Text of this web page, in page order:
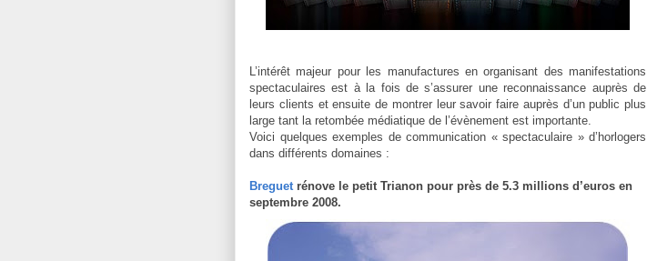
L’intérêt majeur pour les manufactures en organisant des manifestations
spectaculaires est à la fois de s’assurer une reconnaissance auprès de
leurs clients et ensuite de montrer leur savoir faire auprès d’un public plus
large tant la retombée médiatique de l’évènement est importante.
Voici quelques exemples de communication « spectaculaire » d’horlogers
dans différents domaines :
Breguetrénove le petit Trianon pour près de 5.3 millions d’euros en
septembre 2008.